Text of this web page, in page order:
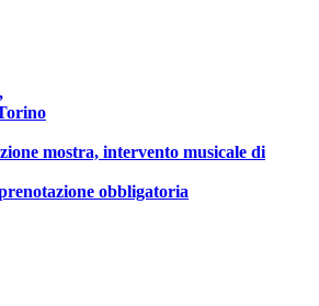
mostra, intervento musicale di
obbligatoria